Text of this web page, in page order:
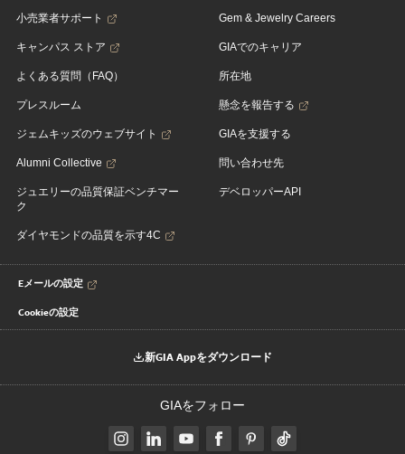
小売業者サポート
キャンパス ストア
よくある質問（FAQ）
プレスルーム
ジェムキッズのウェブサイト
Alumni Collective
ジュエリーの品質保証ベンチマー
ク
ダイヤモンドの品質を示す4C
Gem & Jewelry Careers
GIAでのキャリア
所在地
懸念を報告する
GIAを支援する
問い合わせ先
デベロッパーAPI
Eメールの設定
Cookieの設定
新GIA Appをダウンロード
GIAをフォロー